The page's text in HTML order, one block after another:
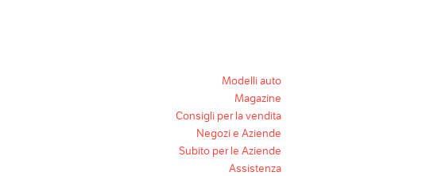
Modelli auto
Magazine
Consigli per la vendita
Negozi e Aziende
Subito per le Aziende
Assistenza